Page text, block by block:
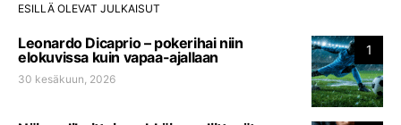
ESILLÄ OLEVAT JULKAISUT
1
Leonardo Dicaprio – pokerihai niin
elokuvissa kuin vapaa-ajallaan
30 kesäkuun, 2026